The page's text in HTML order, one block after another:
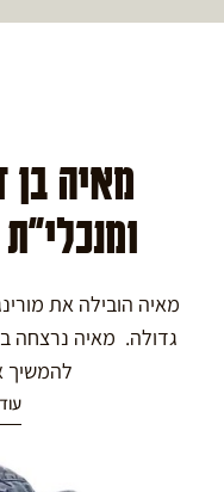
מאיה בן
מאיה הובילה את
להמשיך